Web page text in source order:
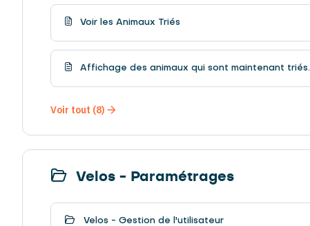
Voir les Animaux Triés
Affichage des animaux qui sont maintenant triés.
Voir tout (8)
Velos - Paramétrages
Velos - Gestion de l'utilisateur